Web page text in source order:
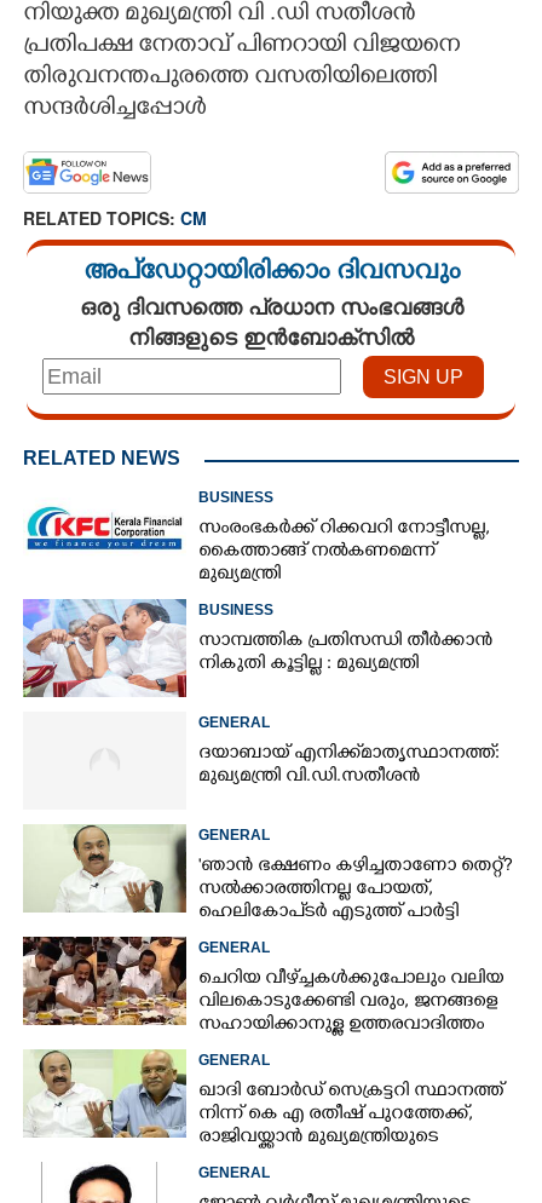
നിയുക്ത മുഖ്യമന്ത്രി വി .ഡി സതീശൻ
പ്രതിപക്ഷ നേതാവ് പിണറായി വിജയനെ
തിരുവനന്തപുരത്തെ വസതിയിലെത്തി
സന്ദർശിച്ചപ്പോൾ
RELATED TOPICS: CM
അപ്ഡേറ്റായിരിക്കാം ദിവസവും
ഒരു ദിവസത്തെ പ്രധാന സംഭവങ്ങൾ
നിങ്ങളുടെ ഇൻബോക്സിൽ
RELATED NEWS
BUSINESS
സംരംഭകർക്ക് റിക്കവറി നോട്ടീസല്ല,
കൈത്താങ്ങ് നൽകണമെന്ന്
മുഖ്യമന്ത്രി
BUSINESS
സാമ്പത്തിക പ്രതിസന്ധി തീർക്കാൻ
നികുതി കൂട്ടില്ല : മുഖ്യമന്ത്രി
GENERAL
ദയാബായ് എനിക്ക് മാതൃസ്ഥാനത്ത്:
മുഖ്യമന്ത്രി വി.ഡി.സതീശൻ
GENERAL
'ഞാൻ ഭക്ഷണം കഴിച്ചതാണോ തെറ്റ്?
സൽക്കാരത്തിനല്ല പോയത്,
ഹെലികോപ്ടർ എടുത്ത് പാർട്ടി
സമ്മേളനത്തിന് പോയില്ല'
GENERAL
ചെറിയ വീഴ്‌ച്ചകൾക്കുപോലും വലിയ
വിലകൊടുക്കേണ്ടി വരും, ജനങ്ങളെ
സഹായിക്കാനുള്ള ഉത്തരവാദിത്തം
മുഖ്യമന്ത്രി നിറവേറ്റണമെന്ന് സിപിഎം
GENERAL
ഖാദി ബോർഡ് സെക്രട്ടറി സ്ഥാനത്ത്
നിന്ന് കെ എ രതീഷ് പുറത്തേക്ക്,​
രാജിവയ്ക്കാൻ മുഖ്യമന്ത്രിയുടെ
നിർദ്ദേശം
GENERAL